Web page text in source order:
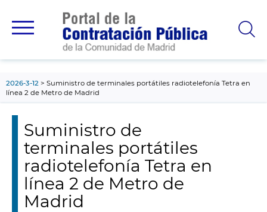
principal
2026-3-12
Suministro de terminales portátiles radiotelefonía Tetra en
línea 2 de Metro de Madrid
Suministro de
terminales portátiles
radiotelefonía Tetra en
línea 2 de Metro de
Madrid